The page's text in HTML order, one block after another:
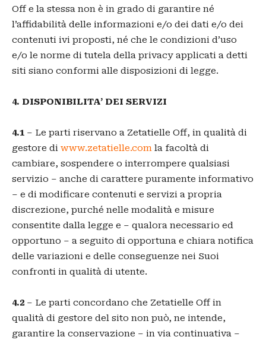
Off e la stessa non è in grado di garantire né
l’affidabilità delle informazioni e/o dei dati e/o dei
contenuti ivi proposti, né che le condizioni d’uso
e/o le norme di tutela della privacy applicati a detti
siti siano conformi alle disposizioni di legge.
4. DISPONIBILITA’ DEI SERVIZI
4.1 – Le parti riservano a Zetatielle Off, in qualità di
gestore di www.zetatielle.com la facoltà di
cambiare, sospendere o interrompere qualsiasi
servizio – anche di carattere puramente informativo
– e di modificare contenuti e servizi a propria
discrezione, purché nelle modalità e misure
consentite dalla legge e – qualora necessario ed
opportuno – a seguito di opportuna e chiara notifica
delle variazioni e delle conseguenze nei Suoi
confronti in qualità di utente.
4.2 – Le parti concordano che Zetatielle Off in
qualità di gestore del sito non può, ne intende,
garantire la conservazione – in via continuativa –